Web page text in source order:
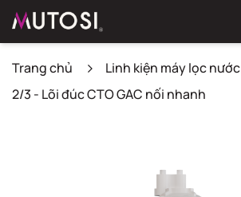
Trang chủ Linh kiện máy lọc nước
2/3 - Lõi đúc CTO GAC nối nhanh